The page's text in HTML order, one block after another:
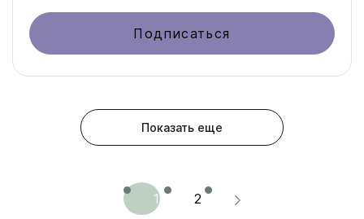
Подписаться
Показать еще
1 2